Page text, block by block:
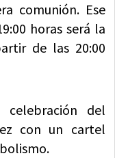
comunión. Ese
horas será la
de las 20:00
del
con un cartel